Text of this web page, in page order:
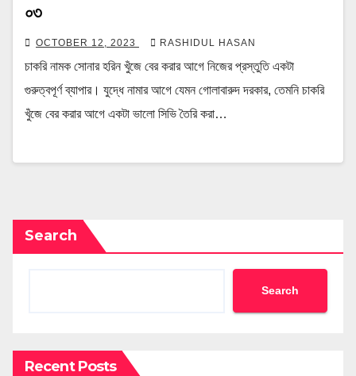
০৩
OCTOBER 12, 2023 RASHIDUL HASAN
চাকরি নামক সোনার হরিন খুঁজে বের করার আগে নিজের প্রস্তুতি একটা
গুরুত্বপূর্ণ ব্যাপার। যুদ্ধে নামার আগে যেমন গোলাবারুদ দরকার, তেমনি চাকরি
খুঁজে বের করার আগে একটা ভালো সিভি তৈরি করা…
Search
Search
Recent Posts